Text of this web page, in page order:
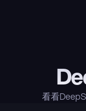
看看